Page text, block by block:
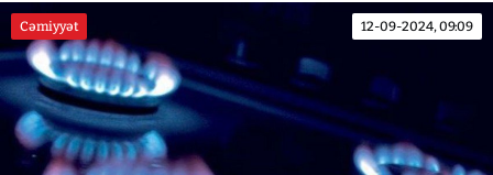
Cəmiyyət 12-09-2024, 09:09